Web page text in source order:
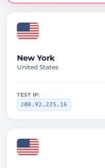
New York
United States
TEST IP:
208.92.225.16